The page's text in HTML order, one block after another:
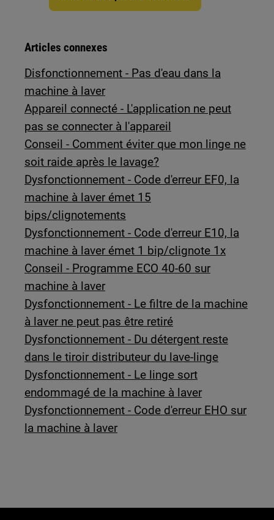
Articles connexes
Disfonctionnement - Pas d'eau dans la
machine à laver
Appareil connecté - L'application ne peut
pas se connecter à l'appareil
Conseil - Comment éviter que mon linge ne
soit raide après le lavage?
Dysfonctionnement - Code d'erreur EF0, la
machine à laver émet 15
bips/clignotements
Dysfonctionnement - Code d'erreur E10, la
machine à laver émet 1 bip/clignote 1x
Conseil - Programme ECO 40-60 sur
machine à laver
Dysfonctionnement - Le filtre de la machine
à laver ne peut pas être retiré
Dysfonctionnement - Du détergent reste
dans le tiroir distributeur du lave-linge
Dysfonctionnement - Le linge sort
endommagé de la machine à laver
Dysfonctionnement - Code d'erreur EHO sur
la machine à laver